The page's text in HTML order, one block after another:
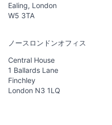
Ealing, London
W5 3TA
ノースロンドンオフィス
Central House
1 Ballards Lane
Finchley
London N3 1LQ